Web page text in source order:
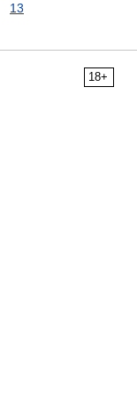
13
18+